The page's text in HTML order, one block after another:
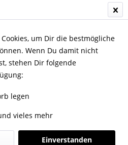
Anfragen
um Dir die bestmögliche
Wenn Du damit nicht
stehen Dir folgende
legen
vieles mehr
Einverstanden